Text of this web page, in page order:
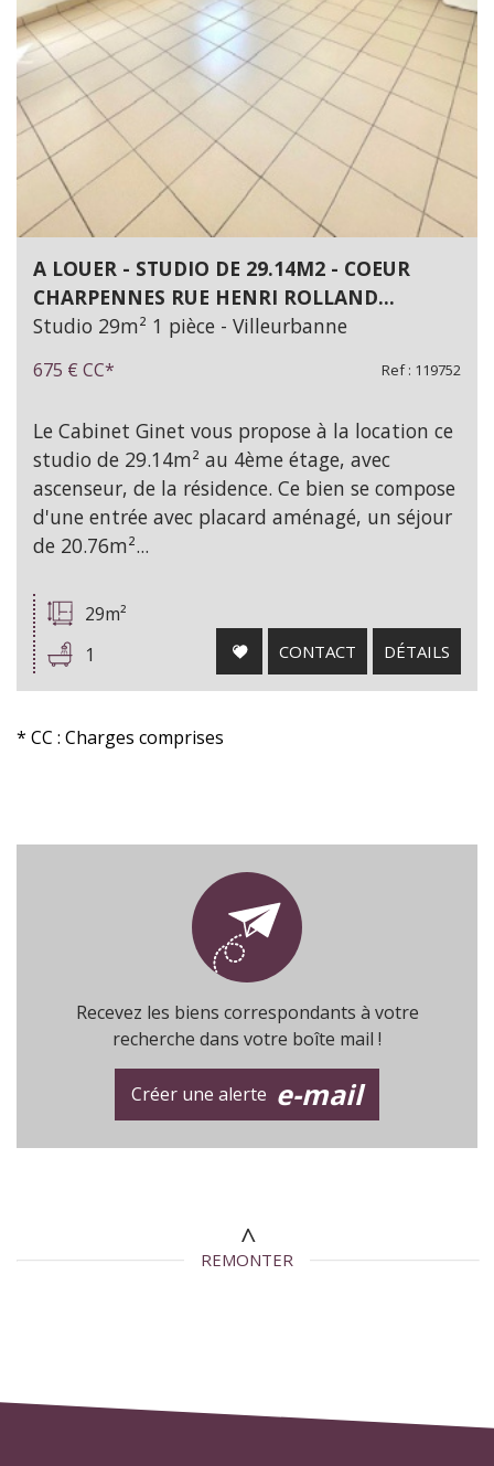
A LOUER - STUDIO DE 29.14M2 - COEUR
CHARPENNES RUE HENRI ROLLAND...
Studio 29m² 1 pièce - Villeurbanne
675 € CC* Ref : 119752
Le Cabinet Ginet vous propose à la location ce
studio de 29.14m² au 4ème étage, avec
ascenseur, de la résidence. Ce bien se compose
d'une entrée avec placard aménagé, un séjour
de 20.76m²...
29m²
1
CONTACT DÉTAILS
* CC : Charges comprises
Recevez les biens correspondants à votre
recherche dans votre boîte mail !
Créer une alerte e-mail
REMONTER